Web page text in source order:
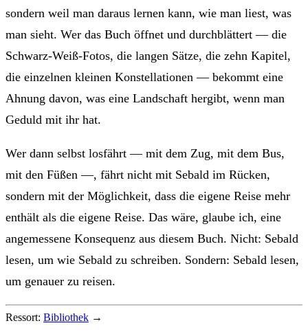
sondern weil man daraus lernen kann, wie man liest, was
man sieht. Wer das Buch öffnet und durchblättert — die
Schwarz-Weiß-Fotos, die langen Sätze, die zehn Kapitel,
die einzelnen kleinen Konstellationen — bekommt eine
Ahnung davon, was eine Landschaft hergibt, wenn man
Geduld mit ihr hat.
Wer dann selbst losfährt — mit dem Zug, mit dem Bus,
mit den Füßen —, fährt nicht mit Sebald im Rücken,
sondern mit der Möglichkeit, dass die eigene Reise mehr
enthält als die eigene Reise. Das wäre, glaube ich, eine
angemessene Konsequenz aus diesem Buch. Nicht: Sebald
lesen, um wie Sebald zu schreiben. Sondern: Sebald lesen,
um genauer zu reisen.
Ressort: Bibliothek →